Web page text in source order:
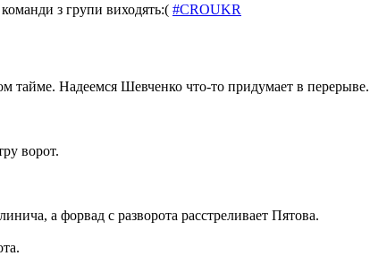
з групи виходять:( #CROUKR
тайме. Надеемся Шевченко что-то придумает в перерыве.
ворот.
а форвад с разворота расстреливает Пятова.